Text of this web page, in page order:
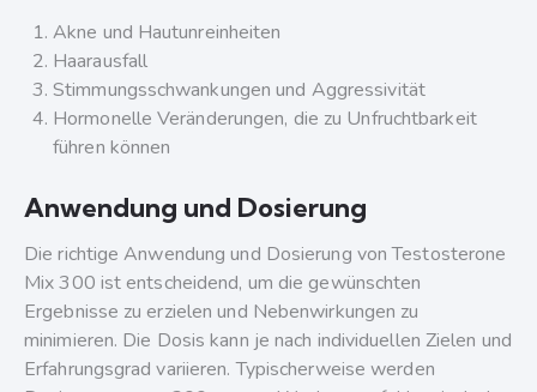
Akne und Hautunreinheiten
Haarausfall
Stimmungsschwankungen und Aggressivität
Hormonelle Veränderungen, die zu Unfruchtbarkeit
führen können
Anwendung und Dosierung
Die richtige Anwendung und Dosierung von Testosterone
Mix 300 ist entscheidend, um die gewünschten
Ergebnisse zu erzielen und Nebenwirkungen zu
minimieren. Die Dosis kann je nach individuellen Zielen und
Erfahrungsgrad variieren. Typischerweise werden